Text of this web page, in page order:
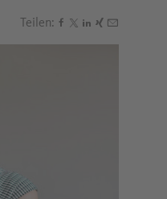
Teilen: Den Beitrag "Wie
Den Beitrag
Den Beitrag
DenDen